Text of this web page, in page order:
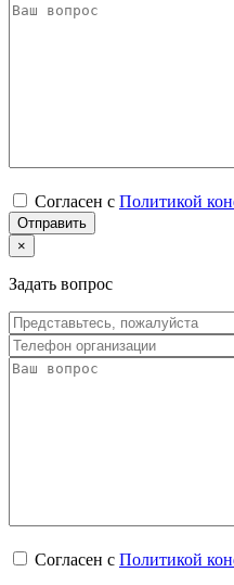
Согласен с Политикой
×
Задать вопрос
Согласен с Политикой